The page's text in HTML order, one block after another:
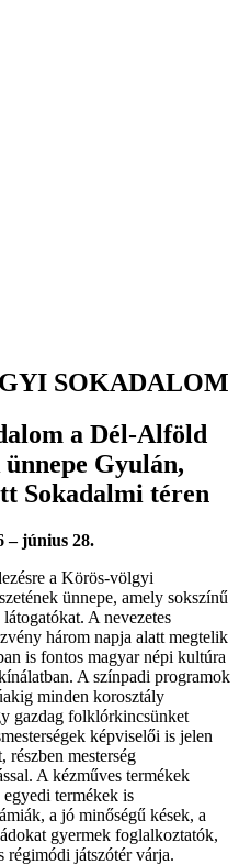
SOKADALOM
a Dél-Alföld
ünnepe Gyulán,
Sokadalmi téren
– június 28.
a Körös-völgyi
ünnepe, amely sokszínű
A nevezetes
három napja alatt megtelik
is fontos magyar népi kultúra
A színpadi programok
minden korosztály
gazdag folklórkincsünket
képviselői is jelen
részben mesterség
A kézműves termékek
termékek is
a jó minőségű kések, a
gyermek foglalkoztatók,
régimódi játszótér várja.